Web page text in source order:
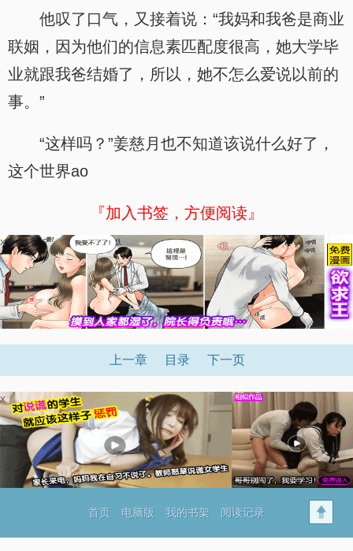
他叹了口气，又接着说：“我妈和我爸是商业
联姻，因为他们的信息素匹配度很高，她大学毕
业就跟我爸结婚了，所以，她不怎么爱说以前的
事。”
“这样吗？”姜慈月也不知道该说什么好了，
这个世界ao
『加入书签，方便阅读』
x
上一章 目录 下一页
x
首页 电脑版 我的书架 阅读记录